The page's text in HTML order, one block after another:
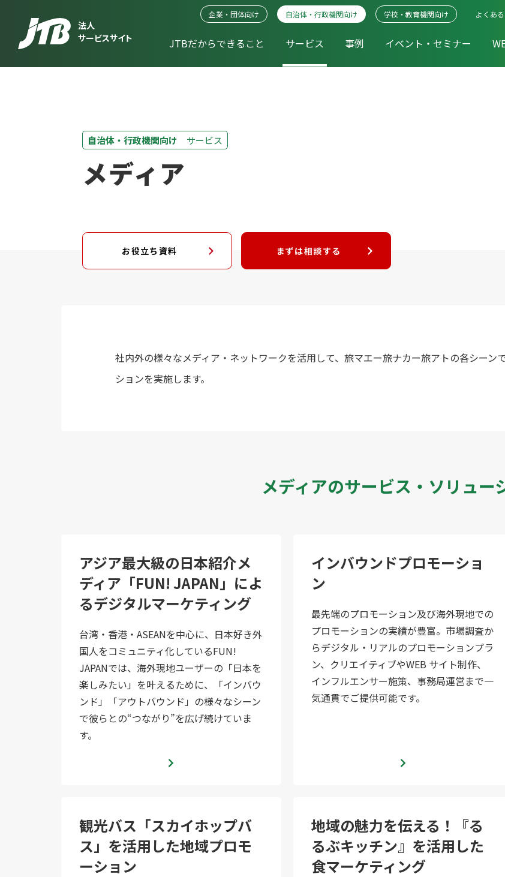
法人
サービスサイト
企業・団体向け 自治体・行政機関向け 学校・教育機関向け よくあ
JTBだからできること サービス 事例 イベント・セミナー
自治体・行政機関向け サービス
メディア
お役立ち資料 まずは相談する
社内外の様々なメディア・ネットワークを活用して、旅マエー旅ナカー旅アトの各シーン
ションを実施します。
メディアのサービス・ソリュー
アジア最大級の日本紹介メ
ディア「FUN! JAPAN」によ
るデジタルマーケティング
台湾・香港・ASEANを中心に、日本好き外
国人をコミュニティ化しているFUN!
JAPANでは、海外現地ユーザーの「日本を
楽しみたい」を叶えるために、「インバウ
ンド」「アウトバウンド」の様々なシーン
で彼らとの“つながり”を広げ続けていま
す。
インバウンドプロモーショ
ン
最先端のプロモーション及び海外現地での
プロモーションの実績が豊富。市場調査か
らデジタル・リアルのプロモーションプラ
ン、クリエイティブやWEB サイト制作、
インフルエンサー施策、事務局運営まで一
気通貫でご提供可能です。
観光バス「スカイホップバ
ス」を活用した地域プロモ
ーション
地域の魅力を伝える！『る
るぶキッチン』を活用した
食マーケティング